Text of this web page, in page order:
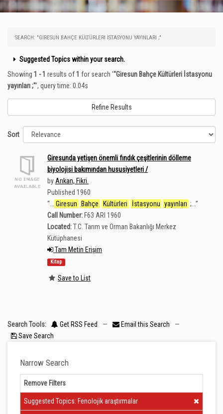
SEARCH: "GIRESUN BAHÇE KÜLTÜRLERI İSTASYONU YAYINLARI ;"
Suggested Topics within your search.
Showing 1 - 1 results of1 for search '"Giresun Bahçe Kültürleri İstasyonu
yayınları ;"', query time: 0.04s
Refine Results
Sort
Giresunda yetişen önemli fındık çeşitlerinin dölleme
biyolojisi bakımından hususiyetleri /
by Arıkan, Fikri.
Published 1960
“
Giresun Bahçe Kültürleri İstasyonu yayınları ;... ”
Call Number: F63 ARI 1960
Located:T.C. Tarım ve Orman Bakanlığı Merkez
Kütüphanesi
Tam Metin Erişim
Kitap
Save to List
Search Tools: Get RSS Feed — Email this Search
—
Save Search
Narrow Search
Remove Filters
Clear Filter
Suggested Topics: Fenolojik araştırmalar